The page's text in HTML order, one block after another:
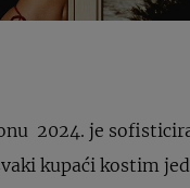
2024. je
kupaći kostim